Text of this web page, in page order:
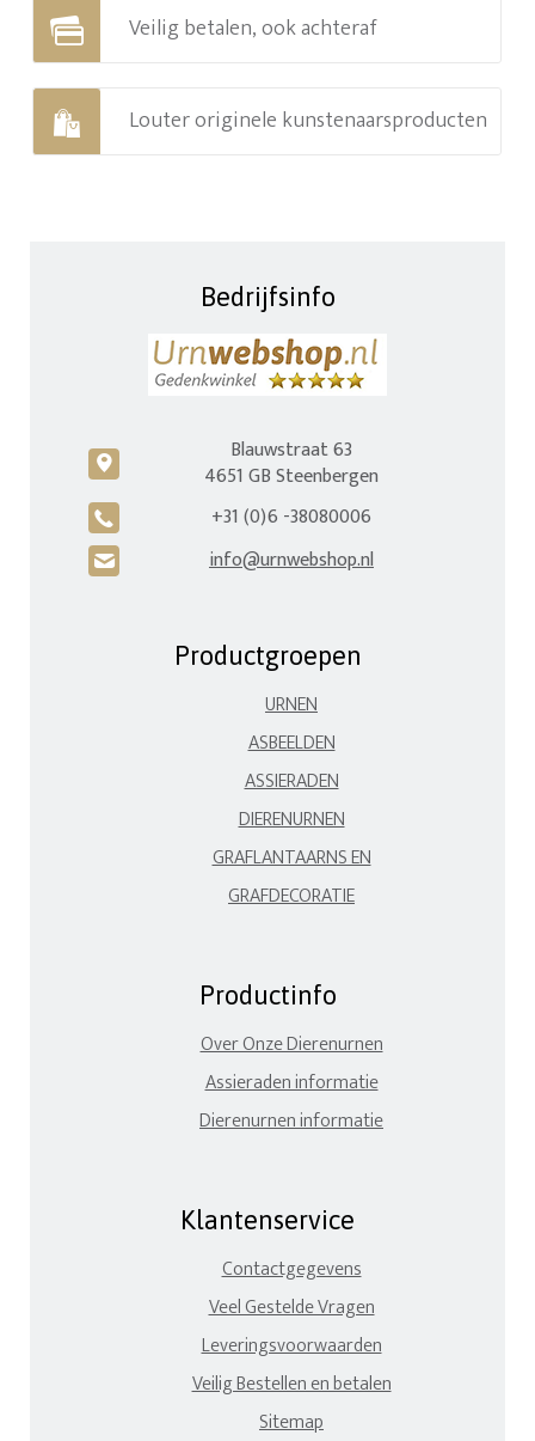
Veilig betalen, ook achteraf
Louter originele kunstenaarsproducten
Bedrijfsinfo
c
Blauwstraat 63
4651 GB Steenbergen
A +31 (0)6 -38080006
H info@urnwebshop.nl
Productgroepen
URNEN
ASBEELDEN
ASSIERADEN
DIERENURNEN
GRAFLANTAARNS EN
GRAFDECORATIE
Productinfo
Over Onze Dierenurnen
Assieraden informatie
Dierenurnen informatie
Klantenservice
Contactgegevens
Veel Gestelde Vragen
Leveringsvoorwaarden
Veilig Bestellen en betalen
Sitemap